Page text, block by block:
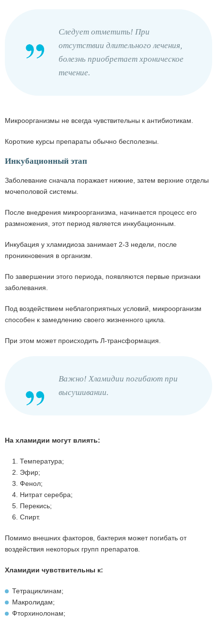
Следует отметить! При
отсутствии длительного лечения,
болезнь приобретает хроническое
течение.
Микроорганизмы не всегда чувствительны к антибиотикам.
Короткие курсы препараты обычно бесполезны.
Инкубационный этап
Заболевание сначала поражает нижние, затем верхние отделы
мочеполовой системы.
После внедрения микроорганизма, начинается процесс его
размножения, этот период является инкубационным.
Инкубация у хламидиоза занимает 2-3 недели, после
проникновения в организм.
По завершении этого периода, появляются первые признаки
заболевания.
Под воздействием неблагоприятных условий, микроорганизм
способен к замедлению своего жизненного цикла.
При этом может происходить Л-трансформация.
Важно! Хламидии погибают при
высушивании.
На хламидии могут влиять:
1. Температура;
2. Эфир;
3. Фенол;
4. Нитрат серебра;
5. Перекись;
6. Спирт.
Помимо внешних факторов, бактерия может погибать от
воздействия некоторых групп препаратов.
Хламидии чувствительны к:
Тетрациклинам;
Макролидам;
Фторхинолонам;